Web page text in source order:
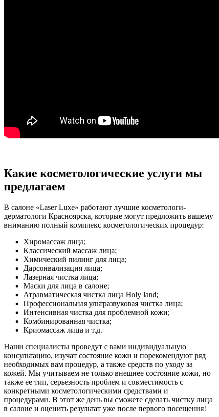
Какие косметологические услуги мы
предлагаем
В салоне «Laser Luxe» работают лучшие косметологи-
дерматологи Красноярска, которые могут предложить вашему
вниманию полный комплекс косметологических процедур:
Хиромассаж лица;
Классический массаж лица;
Химический пилинг для лица;
Дарсонвализация лица;
Лазерная чистка лица;
Маски для лица в салоне;
Атравматическая чистка лица Holy land;
Профессиональная ультразвуковая чистка лица;
Интенсивная чистка для проблемной кожи;
Комбинированная чистка;
Криомассаж лица и т.д.
Наши специалисты проведут с вами индивидуальную
консультацию, изучат состояние кожи и порекомендуют ряд
необходимых вам процедур, а также средств по уходу за
кожей. Мы учитываем не только внешнее состояние кожи, но
также ее тип, серьезность проблем и совместимость с
конкретными косметологическими средствами и
процедурами. В этот же день вы сможете сделать чистку лица
в салоне и оценить результат уже после первого посещения!